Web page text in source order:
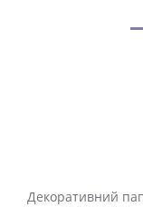
Декоративний